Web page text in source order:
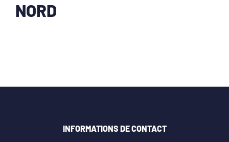
NORD
INFORMATIONS DE CONTACT